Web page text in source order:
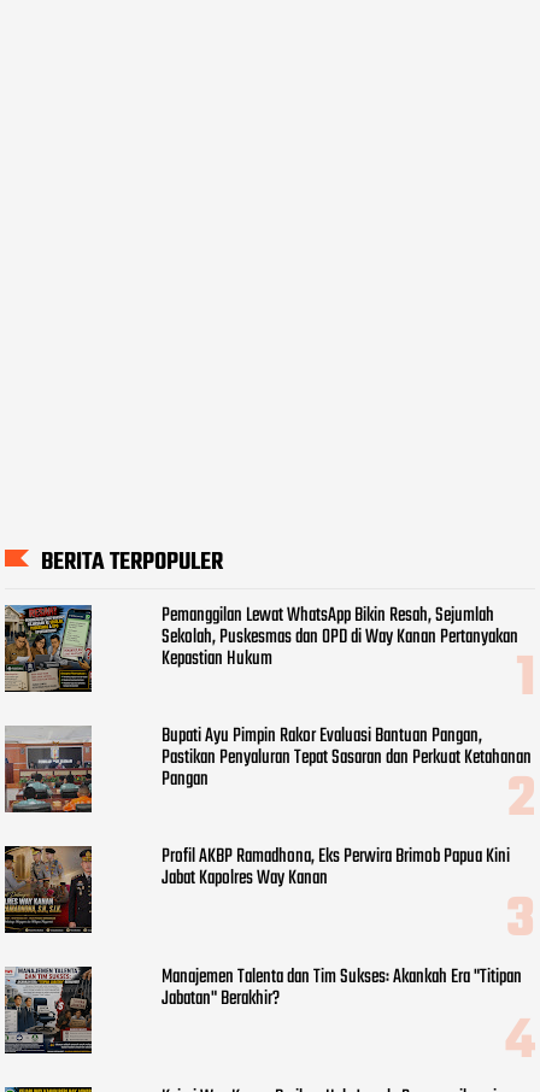
BERITA TERPOPULER
Pemanggilan Lewat WhatsApp Bikin Resah, Sejumlah
Sekolah, Puskesmas dan OPD di Way Kanan Pertanyakan
Kepastian Hukum
Bupati Ayu Pimpin Rakor Evaluasi Bantuan Pangan,
Pastikan Penyaluran Tepat Sasaran dan Perkuat Ketahanan
Pangan
Profil AKBP Ramadhona, Eks Perwira Brimob Papua Kini
Jabat Kapolres Way Kanan
Manajemen Talenta dan Tim Sukses: Akankah Era "Titipan
Jabatan" Berakhir?